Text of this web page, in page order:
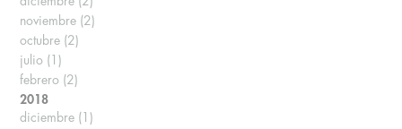
noviembre (2)
octubre (2)
julio (1)
febrero (2)
2018
diciembre (1)